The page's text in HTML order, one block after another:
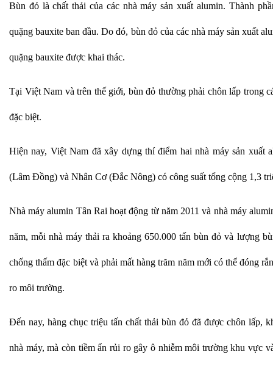
Bùn đỏ là chất thải của các nhà máy sản xuất alumin. Thành
quặng bauxite ban đầu. Do đó, bùn đỏ của các nhà máy sản xuất
quặng bauxite được khai thác.
Tại Việt Nam và trên thế giới, bùn đỏ thường phải chôn lấp trong
đặc biệt.
Hiện nay, Việt Nam đã xây dựng thí điểm hai nhà máy sản xuất
(Lâm Đồng) và Nhân Cơ (Đắc Nông) có công suất tổng cộng 1,3
Nhà máy alumin Tân Rai hoạt động từ năm 2011 và nhà máy
năm, mỗi nhà máy thải ra khoảng 650.000 tấn bùn đỏ và lượng
chống thấm đặc biệt và phải mất hàng trăm năm mới có thể đóng
ro môi trường.
Đến nay, hàng chục triệu tấn chất thải bùn đỏ đã được chôn lấp,
nhà máy, mà còn tiềm ẩn rủi ro gây ô nhiễm môi trường khu vực